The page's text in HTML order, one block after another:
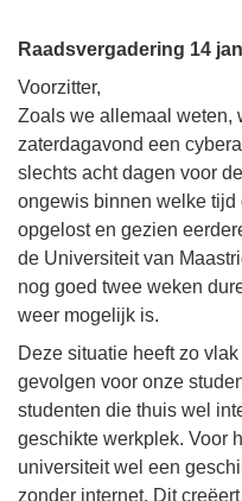
Raadsvergadering 14
Voorzitter,
Zoals we allemaal weten,
zaterdagavond een
slechts acht dagen voor
ongewis binnen welke tijd
opgelost en gezien
de Universiteit van
nog goed twee weken
weer mogelijk is.
Deze situatie heeft zo
gevolgen voor onze
studenten die thuis wel
geschikte werkplek. Voor
universiteit wel een
zonder internet. Dit